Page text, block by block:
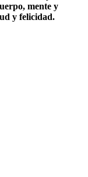
mente y
y felicidad.